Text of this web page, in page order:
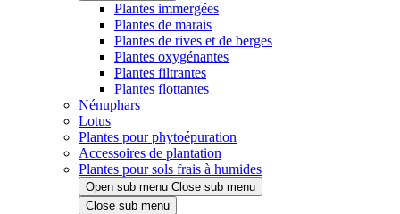
Plantes immergées
Plantes de marais
Plantes de rives et de berges
Plantes oxygénantes
Plantes filtrantes
Plantes flottantes
Nénuphars
Lotus
Plantes pour phytoépuration
Accessoires de plantation
Plantes pour sols frais à humides
Open sub menu Close sub menu
Close sub menu